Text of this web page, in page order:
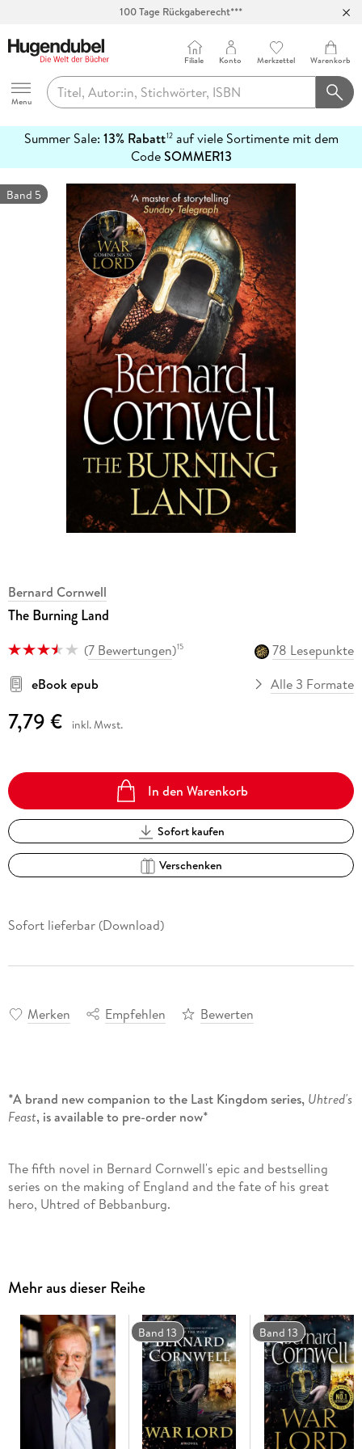
100 Tage Rückgaberecht***
Hugendubel
Menu
Filiale Konto Merkzettel Warenkorb
Summer Sale: 13% Rabatt12auf viele Sortimente mit dem
CodeSOMMER13
erfahren
Band 5
Bernard Cornwell
The Burning Land
(7 Bewertungen)15
78 Lesepunkte
eBook epub
Alle 3 Formate
7,79 € inkl. Mwst.
In den Warenkorb
Sofort kaufen
Verschenken
Sofort lieferbar (Download)
Merken Empfehlen Bewerten
*A brand new companion to the Last Kingdom series, Uhtred's
Feast, is available to pre-order now*
The fifth novel in Bernard Cornwell's epic and bestselling
series on the making of England and the fate of his great
hero, Uhtred of Bebbanburg.
To King Alfred he is the 'lord of battles'. He has gained riches,
loyal men and a beloved wife. But Uhtred is dogged by
betrayal and tragedy.
The ailing Alfred presses Uhtred to swear loyalty to his son
and heir Edward, preventing the warrior lord from taking
Mehr aus dieser Reihe
Band 13 Band 13